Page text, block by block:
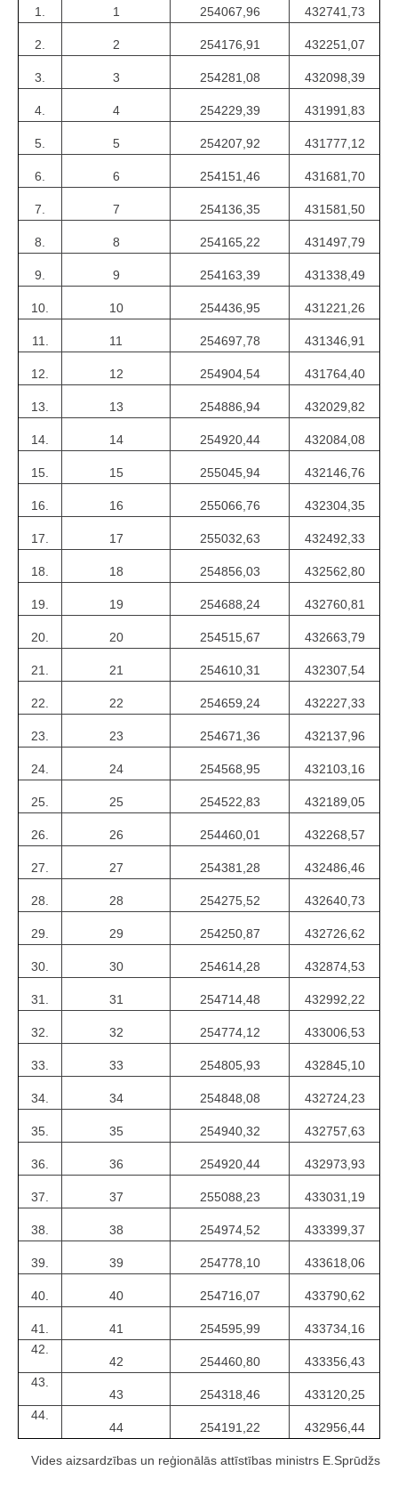
1. 1 254067,96 432741,73
2. 2 254176,91 432251,07
3. 3 254281,08 432098,39
4. 4 254229,39 431991,83
5. 5 254207,92 431777,12
6. 6 254151,46 431681,70
7. 7 254136,35 431581,50
8. 8 254165,22 431497,79
9. 9 254163,39 431338,49
10. 10 254436,95 431221,26
11. 11 254697,78 431346,91
12. 12 254904,54 431764,40
13. 13 254886,94 432029,82
14. 14 254920,44 432084,08
15. 15 255045,94 432146,76
16. 16 255066,76 432304,35
17. 17 255032,63 432492,33
18. 18 254856,03 432562,80
19. 19 254688,24 432760,81
20. 20 254515,67 432663,79
21. 21 254610,31 432307,54
22. 22 254659,24 432227,33
23. 23 254671,36 432137,96
24. 24 254568,95 432103,16
25. 25 254522,83 432189,05
26. 26 254460,01 432268,57
27. 27 254381,28 432486,46
28. 28 254275,52 432640,73
29. 29 254250,87 432726,62
30. 30 254614,28 432874,53
31. 31 254714,48 432992,22
32. 32 254774,12 433006,53
33. 33 254805,93 432845,10
34. 34 254848,08 432724,23
35. 35 254940,32 432757,63
36. 36 254920,44 432973,93
37. 37 255088,23 433031,19
38. 38 254974,52 433399,37
39. 39 254778,10 433618,06
40. 40 254716,07 433790,62
41. 41 254595,99
433734,16
42.
42
254460,80
433356,43
43.
43
254318,46
433120,25
44.
44
254191,22 432956,44
Vides aizsardzības un reģionālās attīstības ministrs E.Sprūdžs